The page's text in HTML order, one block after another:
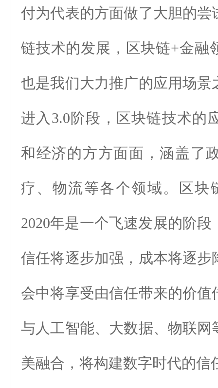
付为代表的方面做了大胆的尝
链技术的发展，区块链+金融
也是我们大力推广的应用场景
进入3.0阶段，区块链技术的
和经济的方方面面，涵盖了
疗、物流等各个领域。区块
2020年是一个飞速发展的阶
信任将逐步加强，成本将逐步
会中将享受由信任带来的价值
与人工智能、大数据、物联网
美融合，将构建数字时代的信